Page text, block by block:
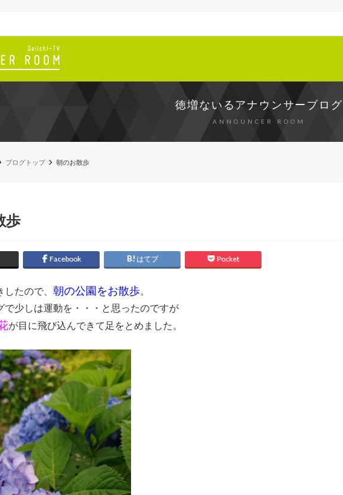
徳増ないるアナウンサーブログ
ANNOUNCER ROOM
ブログトップ 朝のお散歩
歩
Facebook はてブ Pocket
たので、 朝の公園をお散歩。
で少しは運動を・・・と思ったのですが
が目に飛び込んできて足をとめました。